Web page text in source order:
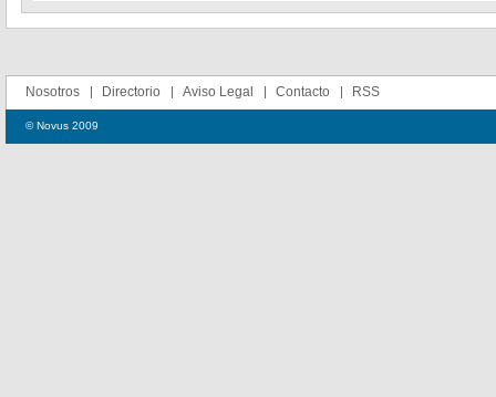
Nosotros Directorio Aviso Legal Contacto RSS
© Novus 2009